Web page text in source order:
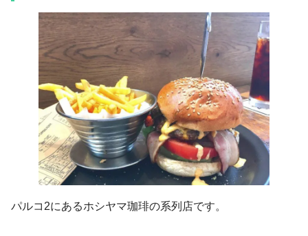
パルコ2にあるホシヤマ珈琲の系列店です。